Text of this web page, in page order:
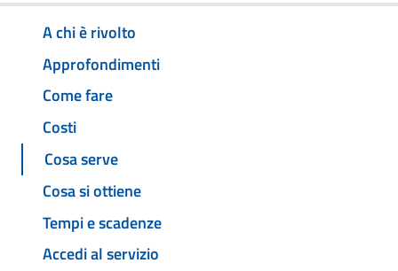
A chi è rivolto
Approfondimenti
Come fare
Costi
Cosa serve
Cosa si ottiene
Tempi e scadenze
Accedi al servizio